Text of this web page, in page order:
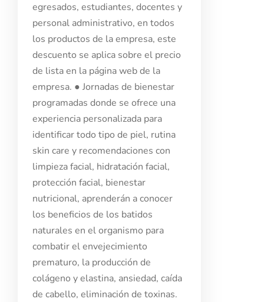
egresados, estudiantes, docentes y
personal administrativo, en todos
los productos de la empresa, este
descuento se aplica sobre el precio
de lista en la página web de la
empresa. ● Jornadas de bienestar
programadas donde se ofrece una
experiencia personalizada para
identificar todo tipo de piel, rutina
skin care y recomendaciones con
limpieza facial, hidratación facial,
protección facial, bienestar
nutricional, aprenderán a conocer
los beneficios de los batidos
naturales en el organismo para
combatir el envejecimiento
prematuro, la producción de
colágeno y elastina, ansiedad, caída
de cabello, eliminación de toxinas.